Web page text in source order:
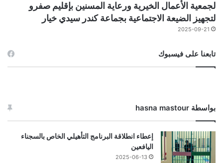
لجمعية الأعمال الخيرية ورعاية المسنين بإقليم صفرو
لتجهيز الضيعة الاجتماعية بجماعة كندر سيدي خيار
2025-09-21
تابعنا على فيسبوك
بواسطة hasna mastour
إعطاء انطلاقة البرنامج التأهيلي الخاص بالسجناء
اليافعين
2025-06-13